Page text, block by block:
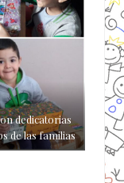
dedicatorias
de las familias